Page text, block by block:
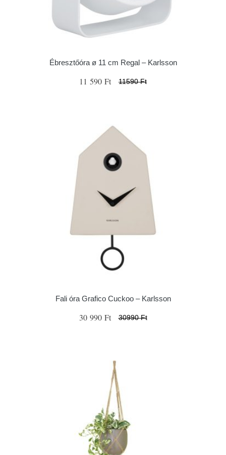
Ébresztőóra ø 11 cm Regal – Karlsson
11 590 Ft 11590 Ft
Fali óra Grafico Cuckoo – Karlsson
30 990 Ft 30990 Ft